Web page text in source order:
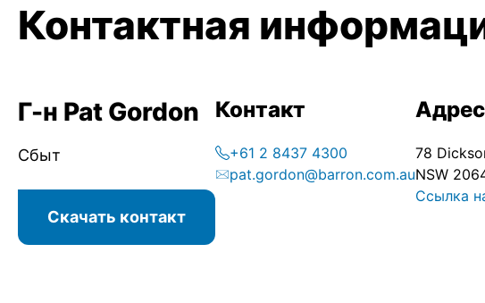
Контактная
Г-н Pat Gordon
Сбыт
Скачать контакт
Контакт
+61 2 8437 4300
pat.gordon@barron.com.au
Адрес
78
NSW
Ссылка